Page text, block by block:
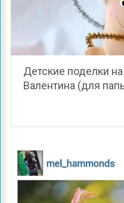
Детские поделки
Валентина (для